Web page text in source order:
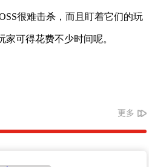
很难击杀，而且盯着它们的玩
可得花费不少时间呢。
更多